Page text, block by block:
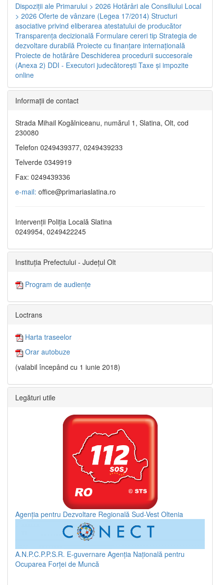
Dispoziţii ale Primarului > 2026 Hotărâri ale Consiliului Local
> 2026 Oferte de vânzare (Legea 17/2014) Structuri
asociative privind eliberarea atestatului de producător
Transparenţa decizională Formulare cereri tip Strategia de
dezvoltare durabilă Proiecte cu finanţare internaţională
Proiecte de hotărâre Deschiderea procedurii succesorale
(Anexa 2) DDI - Executori judecătorești Taxe şi impozite
online
Informaţii de contact
Strada Mihail Kogălniceanu, numărul 1, Slatina, Olt, cod
230080
Telefon 0249439377, 0249439233
Telverde 0349919
Fax: 0249439336
e-mail: office@primariaslatina.ro
Intervenții Poliția Locală Slatina
0249954, 0249422245
Instituția Prefectului - Județul Olt
Program de audiențe
Loctrans
Harta traseelor
Orar autobuze
(valabil începând cu 1 iunie 2018)
Legături utile
Agenția pentru Dezvoltare Regională Sud-Vest Oltenia
A.N.P.C.P.P.S.R. E-guvernare Agenția Națională pentru
Ocuparea Forței de Muncă